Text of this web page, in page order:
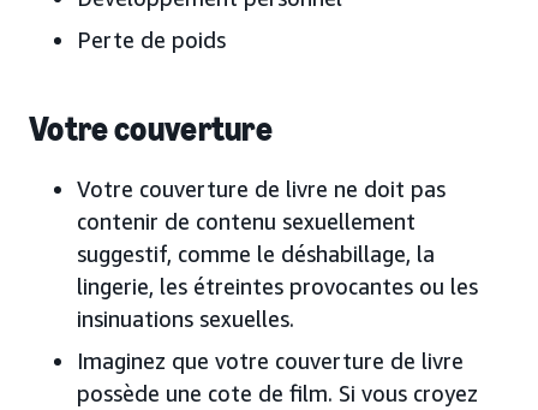
Perte de poids
Votre couverture
Votre couverture de livre ne doit pas
contenir de contenu sexuellement
suggestif, comme le déshabillage, la
lingerie, les étreintes provocantes ou les
insinuations sexuelles.
Imaginez que votre couverture de livre
possède une cote de film. Si vous croyez